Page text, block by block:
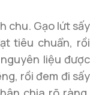
chu. Gạo lứt sấy
tiêu chuẩn, rồi
liệu được
rồi đem đi sấy